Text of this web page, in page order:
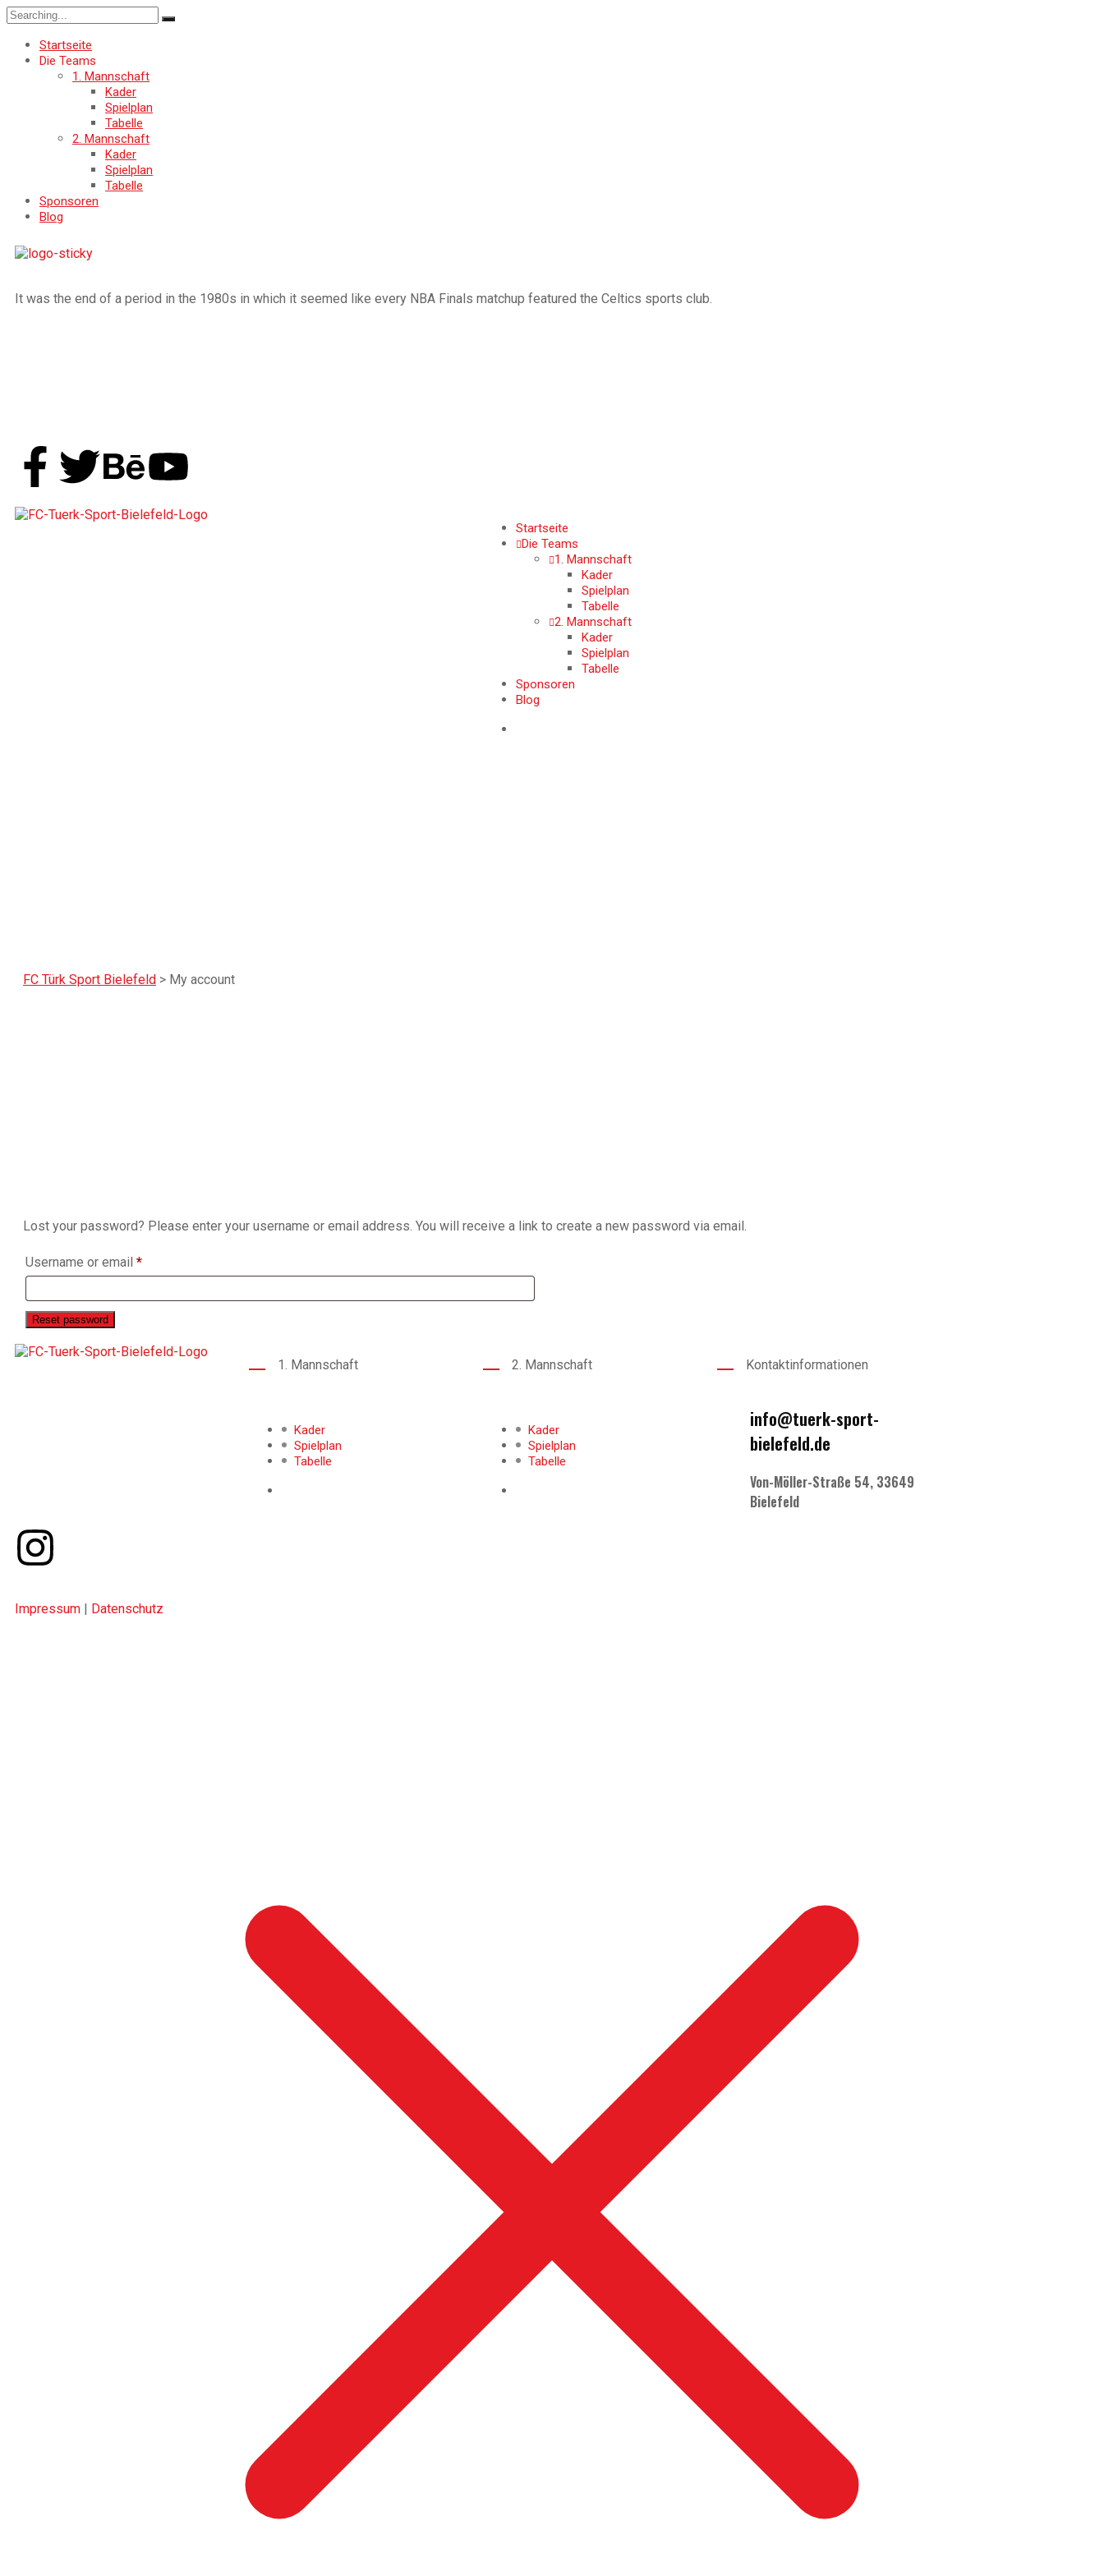
Startseite
Die Teams
1. Mannschaft
Kader
Spielplan
Tabelle
2. Mannschaft
Kader
Spielplan
Tabelle
Sponsoren
Blog
It was the end of a period in the 1980s in which it seemed like every NBA Finals matchup featured the Celtics sports club.
Startseite
Die Teams
1. Mannschaft
Kader
Spielplan
Tabelle
2. Mannschaft
Kader
Spielplan
Tabelle
Sponsoren
Blog
FC Türk Sport Bielefeld > My account
Lost your password? Please enter your username or email address. You will receive a link to create a new password via email.
Username or email *
Reset password
1. Mannschaft
Kader
Spielplan
Tabelle
2. Mannschaft
Kader
Spielplan
Tabelle
Kontaktinformationen
info@tuerk-sport-
bielefeld.de
Von-Möller-Straße 54, 33649
Bielefeld
Impressum | Datenschutz